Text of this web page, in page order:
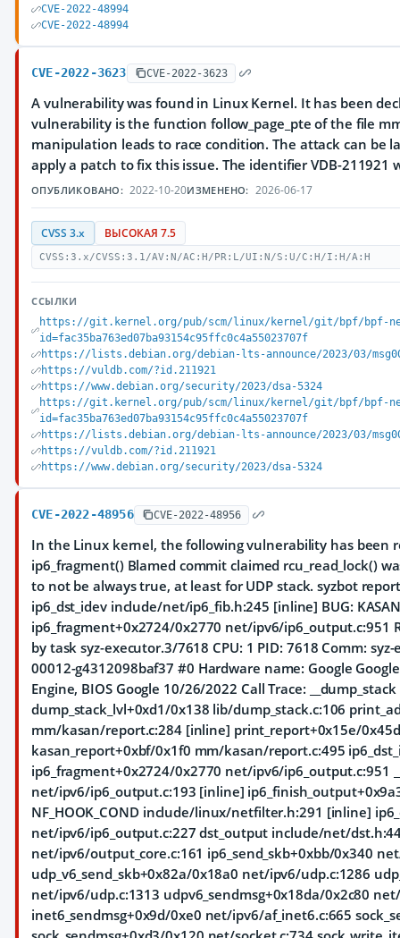
CVE-2022-48994
CVE-2022-48994
CVE-2022-3623 CVE-2022-3623
A vulnerability was found in Linux Kernel. It has been
vulnerability is the function follow_page_pte of the file
manipulation leads to race condition. The attack can be
apply a patch to fix this issue. The identifier VDB-211921
ОПУБЛИКОВАНО: 2022-10-20ИЗМЕНЕНО: 2026-06-17
CVSS 3.x ВЫСОКАЯ 7.5
CVSS:3.x/CVSS:3.1/AV:N/AC:H/PR:L/UI:N/S:U/C:H/I:H/A:H
ССЫЛКИ
https://git.kernel.org/pub/scm/linux/kernel/git/bpf/bpf-
id=fac35ba763ed07ba93154c95ffc0c4a55023707f
https://lists.debian.org/debian-lts-announce/2023/03/
https://vuldb.com/?id.211921
https://www.debian.org/security/2023/dsa-5324
https://git.kernel.org/pub/scm/linux/kernel/git/bpf/bpf-
id=fac35ba763ed07ba93154c95ffc0c4a55023707f
https://lists.debian.org/debian-lts-announce/2023/03/
https://vuldb.com/?id.211921
https://www.debian.org/security/2023/dsa-5324
CVE-2022-48956 CVE-2022-48956
In the Linux kernel, the following vulnerability has been
ip6_fragment() Blamed commit claimed rcu_read_lock()
to not be always true, at least for UDP stack. syzbot
ip6_dst_idev include/net/ip6_fib.h:245 [inline] BUG:
ip6_fragment+0x2724/0x2770 net/ipv6/ip6_output.c:951
by task syz-executor.3/7618 CPU: 1 PID: 7618 Comm:
00012-g4312098baf37 #0 Hardware name: Google
Engine, BIOS Google 10/26/2022 Call Trace:
dump_stack_lvl+0xd1/0x138 lib/dump_stack.c:106
mm/kasan/report.c:284 [inline] print_report+0x15e/
kasan_report+0xbf/0x1f0 mm/kasan/report.c:495
ip6_fragment+0x2724/0x2770 net/ipv6/ip6_output.c:951
net/ipv6/ip6_output.c:193 [inline]
NF_HOOK_COND include/linux/netfilter.h:291 [inline]
net/ipv6/ip6_output.c:227 dst_output include/net/
net/ipv6/output_core.c:161 ip6_send_skb+0xbb/0x340
udp_v6_send_skb+0x82a/0x18a0 net/ipv6/udp.c:1286
net/ipv6/udp.c:1313 udpv6_sendmsg+0x18da/0x2c80
inet6_sendmsg+0x9d/0xe0 net/ipv6/af_inet6.c:665